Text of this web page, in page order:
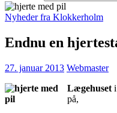
Nyheder fra Klokkerholm
Endnu en
27. januar 2013 Webmaster
Lægehuset
på,